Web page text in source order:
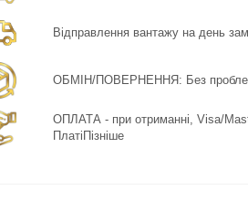
Відправлення вантажу на день
ОБМІН/ПОВЕРНЕННЯ: Без
ОПЛАТА - при отриманні, Visa/
ПлатіПізніше